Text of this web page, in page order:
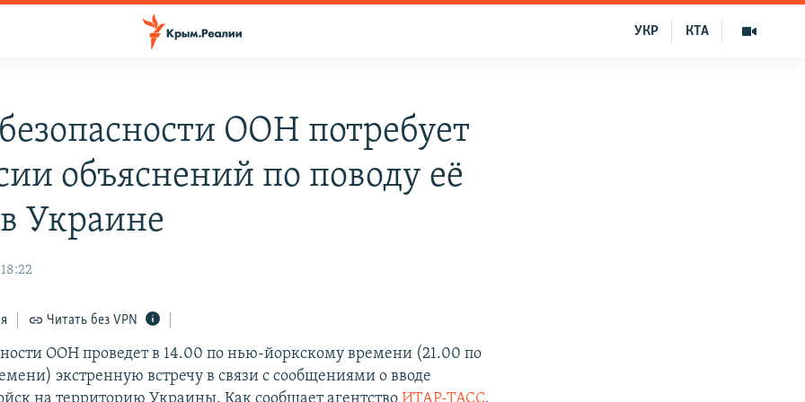
КТА
УКР
ООН потребует
объяснений по поводу её
Украине
Читать без VPN
ООН проведет в 14.00 по нью-йоркскому времени (21.00 по
экстренную встречу в связи с сообщениями о вводе